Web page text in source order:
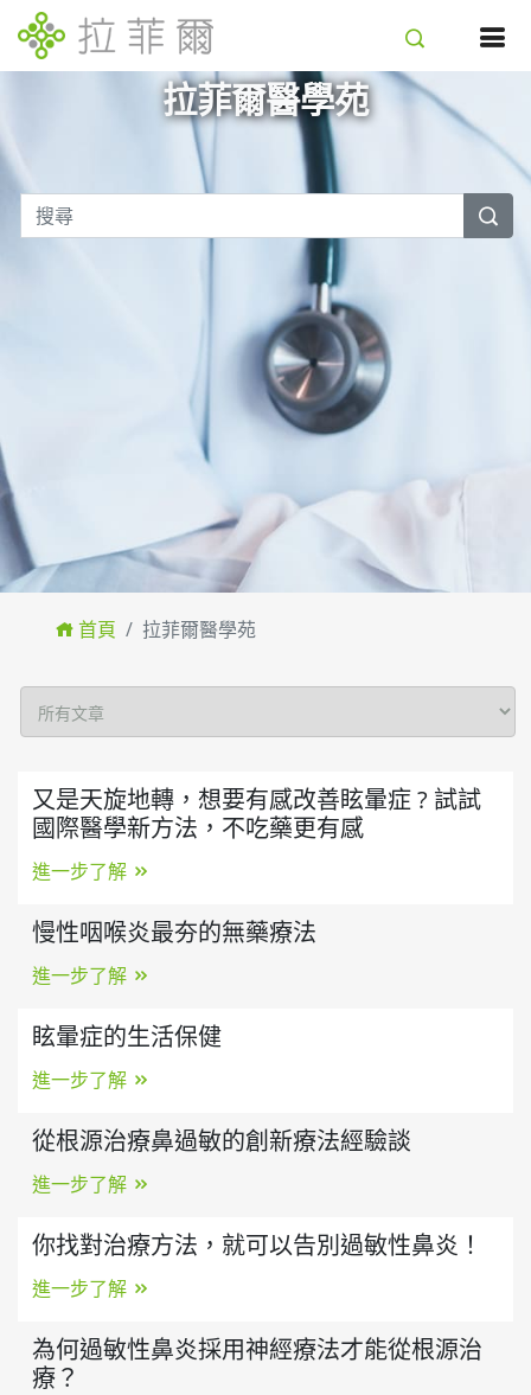
拉菲爾醫學苑
首頁 拉菲爾醫學苑
又是天旋地轉，想要有感改善眩暈症 ? 試試
國際醫學新方法，不吃藥更有感
進一步了解
慢性咽喉炎最夯的無藥療法
進一步了解
眩暈症的生活保健
進一步了解
從根源治療鼻過敏的創新療法經驗談
進一步了解
你找對治療方法，就可以告別過敏性鼻炎！
進一步了解
為何過敏性鼻炎採用神經療法才能從根源治
療？